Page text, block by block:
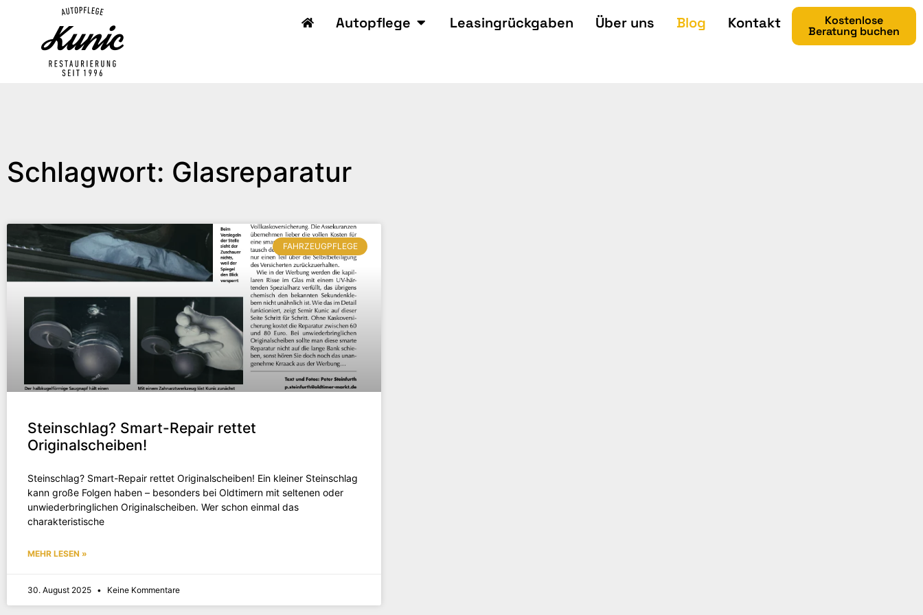
Autopflege Leasingrückgaben Über uns Blog Kontakt Kostenlose
Beratung buchen
Schlagwort: Glasreparatur
FAHRZEUGPFLEGE
Steinschlag? Smart-Repair rettet
Originalscheiben!
Steinschlag? Smart-Repair rettet Originalscheiben! Ein kleiner Steinschlag
kann große Folgen haben – besonders bei Oldtimern mit seltenen oder
unwiederbringlichen Originalscheiben. Wer schon einmal das
charakteristische
MEHR LESEN »
30. August 2025 Keine Kommentare